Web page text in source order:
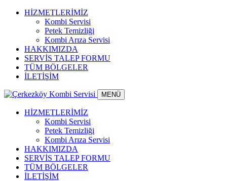
HİZMETLERİMİZ
Kombi Servisi
Petek Temizliği
Kombi Arıza Servisi
HAKKIMIZDA
SERVİS TALEP FORMU
TÜM BÖLGELER
İLETİŞİM
MENÜ
HİZMETLERİMİZ
Kombi Servisi
Petek Temizliği
Kombi Arıza Servisi
HAKKIMIZDA
SERVİS TALEP FORMU
TÜM BÖLGELER
İLETİŞİM